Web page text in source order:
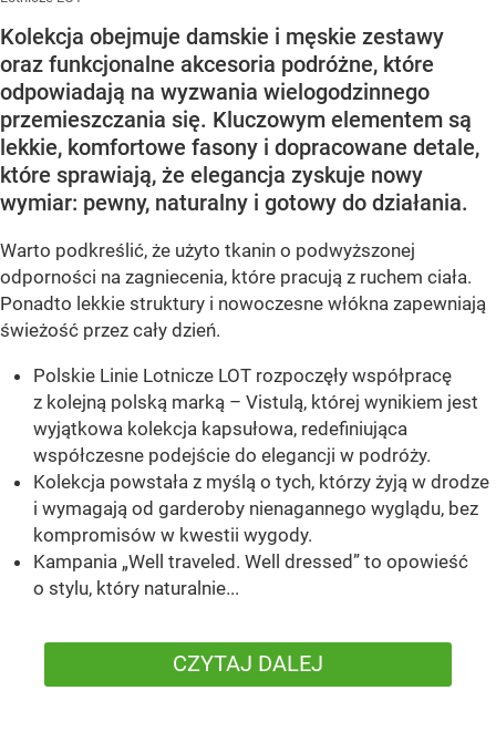
Kolekcja obejmuje damskie i męskie zestawy
oraz funkcjonalne akcesoria podróżne, które
odpowiadają na wyzwania wielogodzinnego
przemieszczania się. Kluczowym elementem są
lekkie, komfortowe fasony i dopracowane detale,
które sprawiają, że elegancja zyskuje nowy
wymiar: pewny, naturalny i gotowy do działania.
Warto podkreślić, że użyto tkanin o podwyższonej
odporności na zagniecenia, które pracują z ruchem ciała.
Ponadto lekkie struktury i nowoczesne włókna zapewniają
świeżość przez cały dzień.
Polskie Linie Lotnicze LOT rozpoczęły współpracę
z kolejną polską marką – Vistulą, której wynikiem jest
wyjątkowa kolekcja kapsułowa, redefiniująca
współczesne podejście do elegancji w podróży.
Kolekcja powstała z myślą o tych, którzy żyją w drodze
i wymagają od garderoby nienagannego wyglądu, bez
kompromisów w kwestii wygody.
Kampania „Well traveled. Well dressed” to opowieść
o stylu, który naturalnie...
CZYTAJ DALEJ